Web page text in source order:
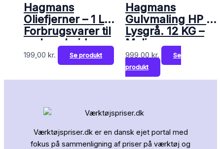
Hagmans
Oliefjerner – 1 L –
Forbrugsvarer til
malerarbejde
199,00 kr. Se produkt
Hagmans
Gulvmaling HP –
Lysgrå. 12 KG –
Maling
999,00 kr.
Se
produkt
Værktøjspriser.dk er en dansk ejet portal med
fokus på sammenligning af priser på værktøj og